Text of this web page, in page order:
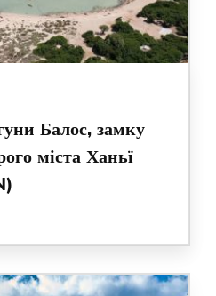
Балос, замку
міста Ханьї